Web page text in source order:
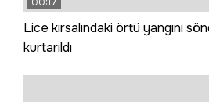
Lice kırsalındaki örtü yangını
kurtarıldı